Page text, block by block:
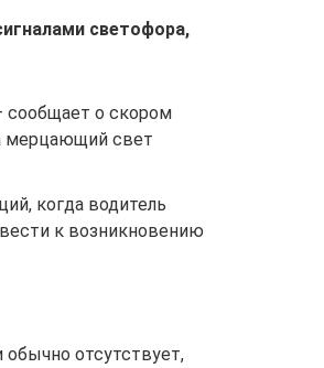
светофора,
о скором
мерцающий свет
когда водитель
к возникновению
отсутствует,